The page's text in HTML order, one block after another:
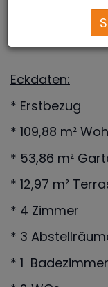
Kaufoption-
Eckdaten:
* Erstbezug
* 109,88 m²
* 53,86 m²
* 12,97 m²
* 4 Zimmer
* 3
* 1 Badezimmer